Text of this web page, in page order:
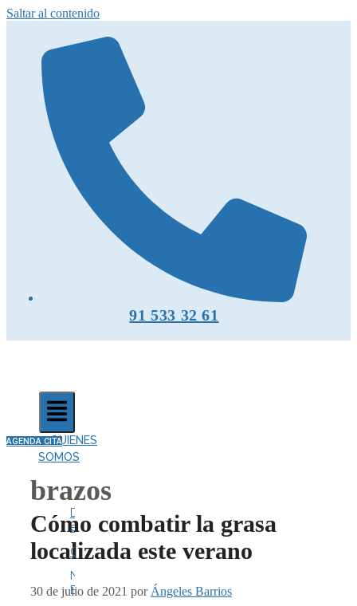
Saltar al contenido
91 533 32 61
QUIENES
SOMOS
Dónde
estamos
Contacto
Nuestro
Equipo
AGENDA CITA
brazos
Cómo combatir la grasa
localizada este verano
30 de julio de 2021 por Ángeles Barrios